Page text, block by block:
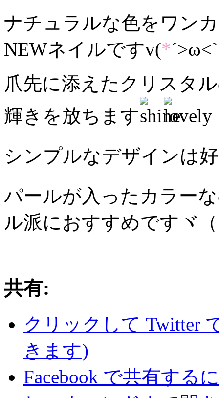
ナチュラルな色をワン
NEWネイルですv(*´>ω<`
爪先に添えたクリスタ
輝きを放ちます
シンプルなデザインは
パールが入ったカラー
ル派におすすめですヾ（
共有:
クリックして Twitter
きます)
Facebook で共有する